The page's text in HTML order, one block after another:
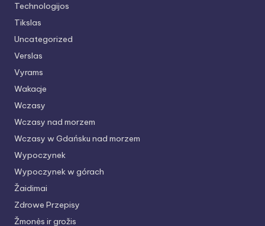
Technologijos
Tikslas
Uncategorized
Verslas
Vyrams
Wakacje
Wczasy
Wczasy nad morzem
Wczasy w Gdańsku nad morzem
Wypoczynek
Wypoczynek w górach
Žaidimai
Zdrowe Przepisy
Žmonės ir grožis